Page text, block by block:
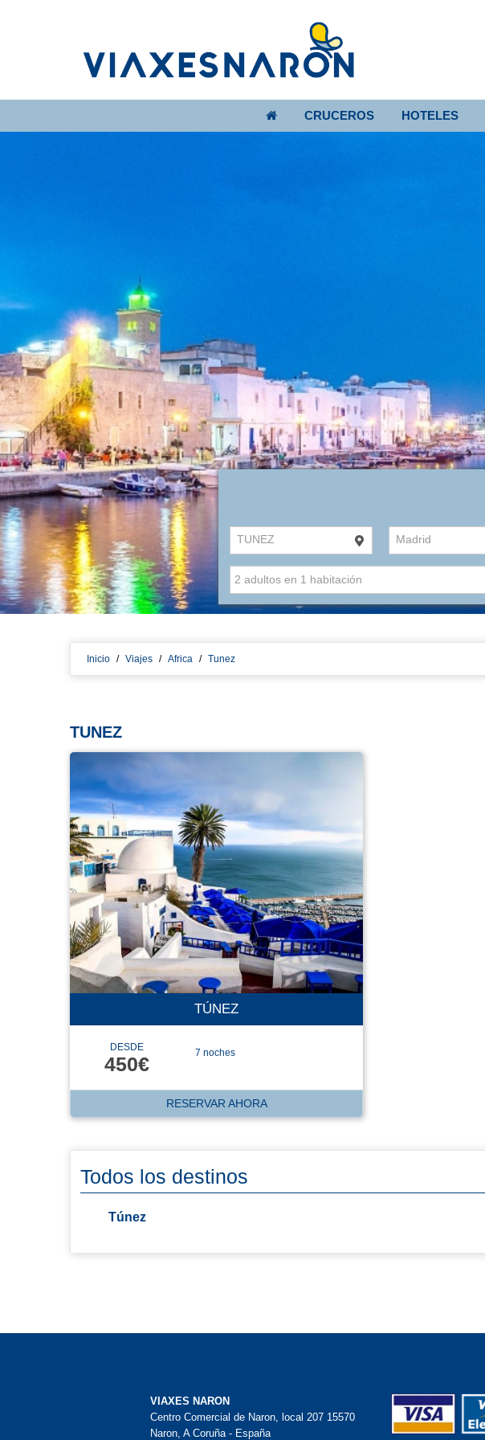
CRUCEROS HOTELES
TUNEZ Madrid
Inicio / Viajes / Africa / Tunez
TUNEZ
TÚNEZ
DESDE
450€ 7 noches
RESERVAR AHORA
Todos los destinos
Túnez
VIAXES NARON
Centro Comercial de Naron, local 207 15570
Naron, A Coruña - España